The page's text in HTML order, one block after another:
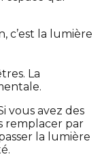
c’est la lumière
La
vous avez des
remplacer par
la lumière